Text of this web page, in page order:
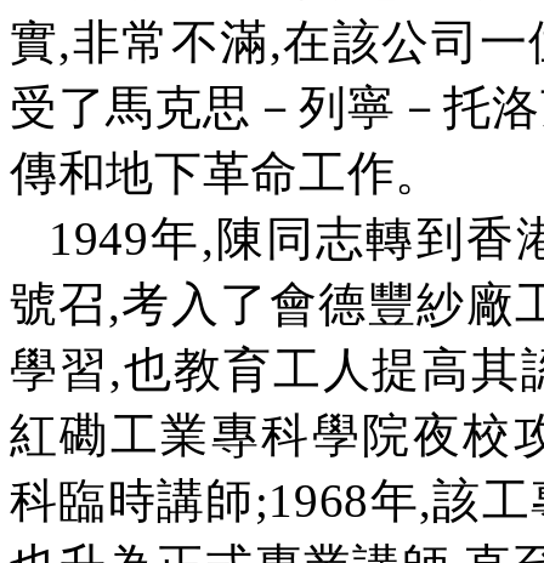
實,非常不滿,在該公司一
受了馬克思－列寧－托洛
傳和地下革命工作。
1949年,陳同志轉到香
號召,考入了會德豐紗廠
學習,也教育工人提高其
紅磡工業專科學院夜校
科臨時講師;1968年,該工